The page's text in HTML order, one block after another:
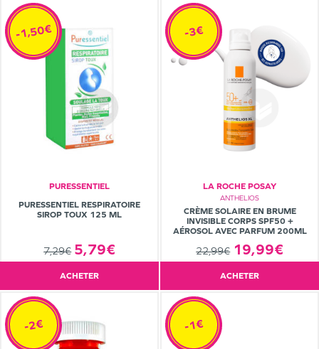
PURESSENTIEL
PURESSENTIEL RESPIRATOIRE
SIROP TOUX 125 ML
7,29€ 5,79€
-1,50€
ACHETER
LA ROCHE POSAY
ANTHELIOS
CRÈME SOLAIRE EN BRUME
INVISIBLE CORPS SPF50 +
AÉROSOL AVEC PARFUM 200ML
22,99€ 19,99€
-3€
ACHETER
-2€ -1€